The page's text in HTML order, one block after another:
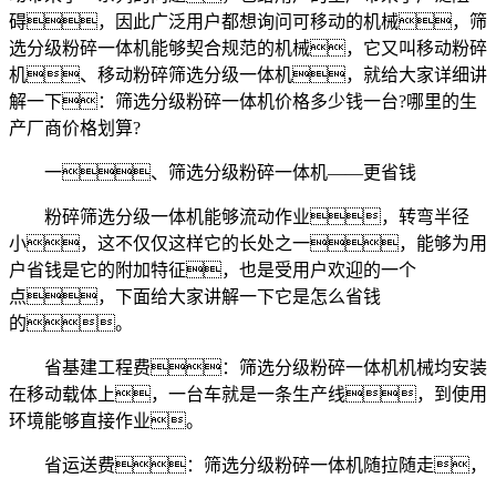
碍，因此广泛用户都想询问可移动的机械，筛
选分级粉碎一体机能够契合规范的机械，它又叫移动粉碎
机、移动粉碎筛选分级一体机，就给大家详细讲
解一下：筛选分级粉碎一体机价格多少钱一台?哪里的生
产厂商价格划算?
一、筛选分级粉碎一体机——更省钱
粉碎筛选分级一体机能够流动作业，转弯半径
小，这不仅仅这样它的长处之一，能够为用
户省钱是它的附加特征，也是受用户欢迎的一个
点，下面给大家讲解一下它是怎么省钱
的。
省基建工程费：筛选分级粉碎一体机机械均安装
在移动载体上，一台车就是一条生产线，到使用
环境能够直接作业。
省运送费：筛选分级粉碎一体机随拉随走，